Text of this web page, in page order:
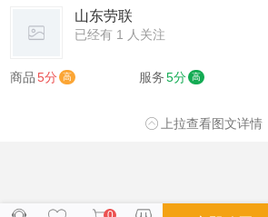
山东劳联
已经有 1 人关注
商品 5分 高 服务 5分 高
上拉查看图文详情